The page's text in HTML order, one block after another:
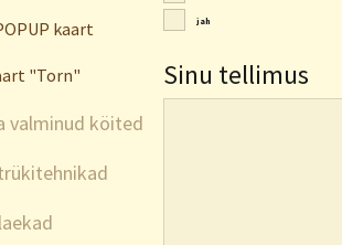
kaart
"Torn"
valminud köited
jah
Sinu tellimus